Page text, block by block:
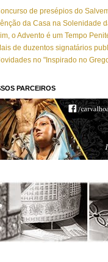
de presépios do
da Casa na Solenidade
o Advento é um Tempo
de duzentos signatários
no "Inspirado no
PARCEIROS